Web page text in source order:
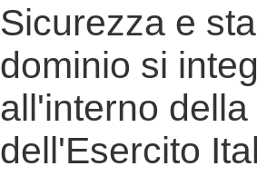
Sicurezza e
dominio si
all'interno
dell'Esercito